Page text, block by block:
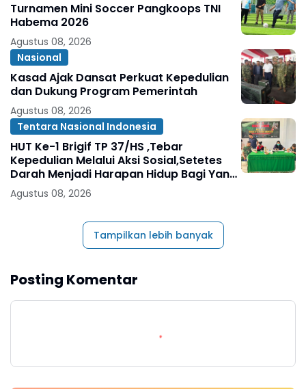
Turnamen Mini Soccer Pangkoops TNI
Habema 2026
Agustus 08, 2026
Nasional
Kasad Ajak Dansat Perkuat Kepedulian
dan Dukung Program Pemerintah
Agustus 08, 2026
Tentara Nasional Indonesia
HUT Ke-1 Brigif TP 37/HS ,Tebar
Kepedulian Melalui Aksi Sosial,Setetes
Darah Menjadi Harapan Hidup Bagi Yang
Membutuhkan
Agustus 08, 2026
Tampilkan lebih banyak
Posting Komentar